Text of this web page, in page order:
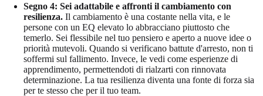
Segno 4: Sei adattabile e affronti il cambiamento con
resilienza. Il cambiamento è una costante nella vita, e le
persone con un EQ elevato lo abbracciano piuttosto che
temerlo. Sei flessibile nel tuo pensiero e aperto a nuove idee o
priorità mutevoli. Quando si verificano battute d'arresto, non ti
soffermi sul fallimento. Invece, le vedi come esperienze di
apprendimento, permettendoti di rialzarti con rinnovata
determinazione. La tua resilienza diventa una fonte di forza sia
per te stesso che per il tuo team.